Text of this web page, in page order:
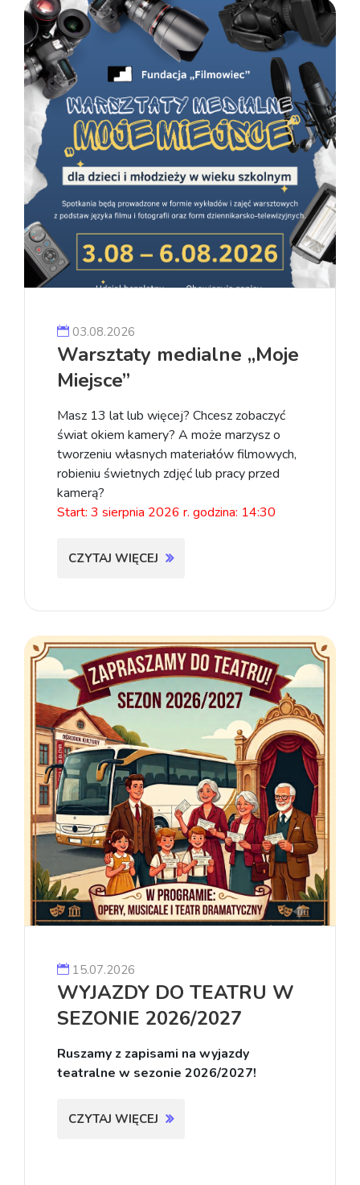
03.08.2026
Warsztaty medialne „Moje
Miejsce”
Masz 13 lat lub więcej? Chcesz zobaczyć
świat okiem kamery? A może marzysz o
tworzeniu własnych materiałów filmowych,
robieniu świetnych zdjęć lub pracy przed
kamerą?
Start: 3 sierpnia 2026 r. godzina: 14:30
CZYTAJ WIĘCEJ
15.07.2026
WYJAZDY DO TEATRU W
SEZONIE 2026/2027
Ruszamy z zapisami na wyjazdy
teatralne w sezonie 2026/2027!
CZYTAJ WIĘCEJ